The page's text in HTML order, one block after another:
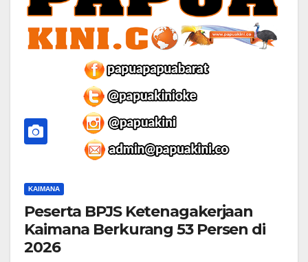
KAIMANA
Peserta BPJS Ketenagakerjaan
Kaimana Berkurang 53 Persen di
2026